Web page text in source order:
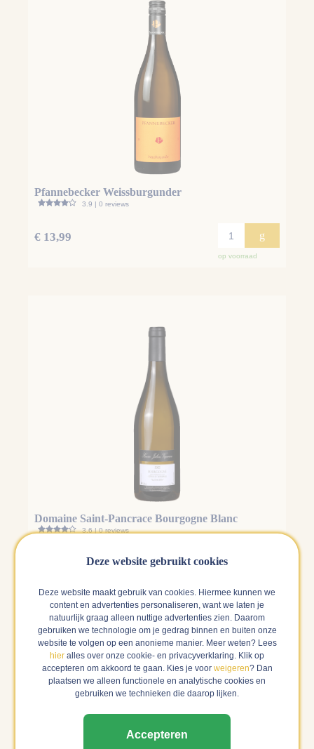
Pfannebecker Weissburgunder
3.9 | 0 reviews
€ 13,99 g
op voorraad
Domaine Saint-Pancrace Bourgogne Blanc
3.6 | 0 reviews
Bekijk
Alle witte wijn
In 1 keer klaar met onze proefboxen
Deze website gebruikt cookies
Deze website maakt gebruik van cookies. Hiermee kunnen we
content en advertenties personaliseren, want we laten je
natuurlijk graag alleen nuttige advertenties zien. Daarom
gebruiken we technologie om je gedrag binnen en buiten onze
website te volgen op een anonieme manier. Meer weten? Lees
hier alles over onze cookie- en privacyverklaring. Klik op
accepteren om akkoord te gaan. Kies je voor weigeren? Dan
plaatsen we alleen functionele en analytische cookies en
gebruiken we technieken die daarop lijken.
Accepteren